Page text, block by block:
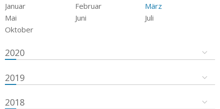
Januar Februar
März
Mai
Juni
Juli
Oktober
2020
2019
2018